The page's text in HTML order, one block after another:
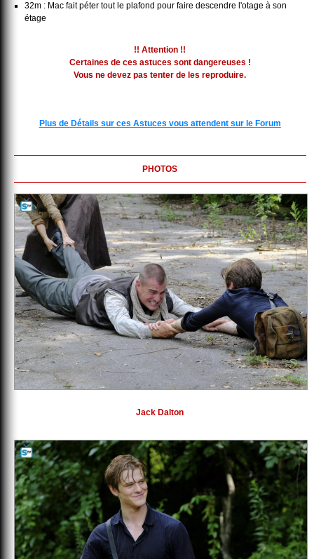
32m : Mac fait péter tout le plafond pour faire descendre l'otage à son
étage
!! Attention !!
Certaines de ces astuces sont dangereuses !
Vous ne devez pas tenter de les reproduire.
Plus de Détails sur ces Astuces vous attendent sur le Forum
PHOTOS
Jack Dalton